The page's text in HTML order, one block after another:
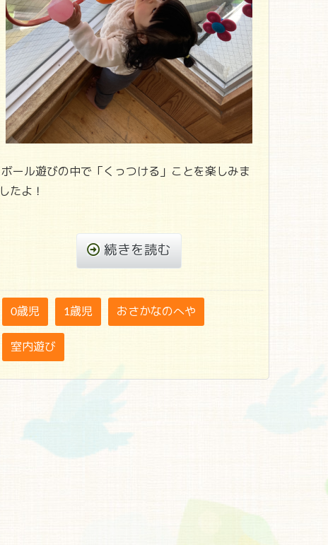
ボール遊びの中で「くっつける」ことを楽しみま
したよ！
続きを読む
0歳児 1歳児 おさかなのへや
室内遊び